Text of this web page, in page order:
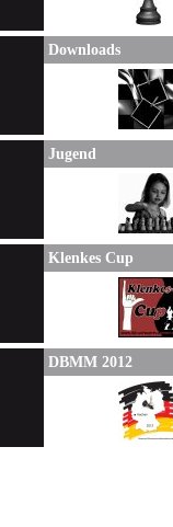
Downloads
Jugend
Klenkes Cup
DBMM 2012